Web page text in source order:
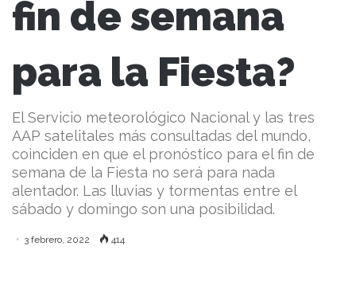
fin de semana
para la Fiesta?
El Servicio meteorológico Nacional y las tres
AAP satelitales más consultadas del mundo,
coinciden en que el pronóstico para el fin de
semana de la Fiesta no será para nada
alentador. Las lluvias y tormentas entre el
sábado y domingo son una posibilidad.
3 febrero, 2022 414